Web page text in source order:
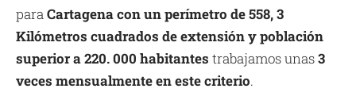
paraCartagena con un perímetro de 558, 3
Kilómetros cuadrados de extensión y población
superior a 220. 000 habitantes trabajamos unas3
veces mensualmente en este criterio.